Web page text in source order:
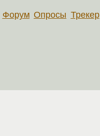
Форум Опросы Трекер